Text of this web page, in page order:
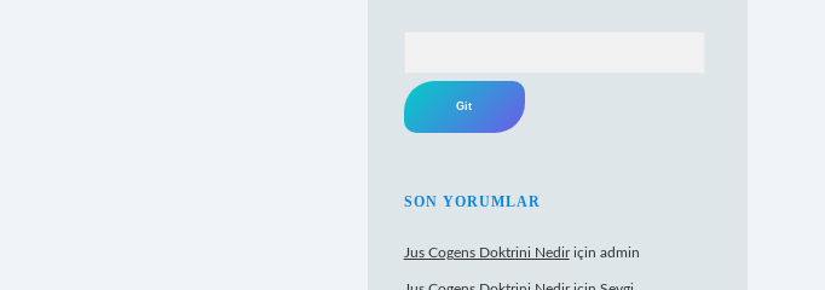
SON YORUMLAR
Jus Cogens Doktrini Nediriçin admin